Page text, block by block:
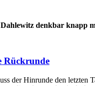
denkbar knapp
Rückrunde
der Hinrunde den